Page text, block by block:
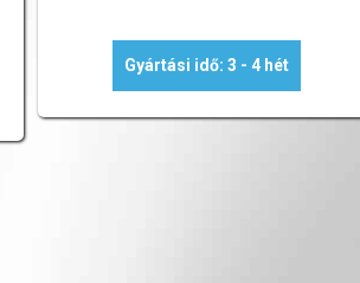
Gyártási idő: 3 - 4 hét